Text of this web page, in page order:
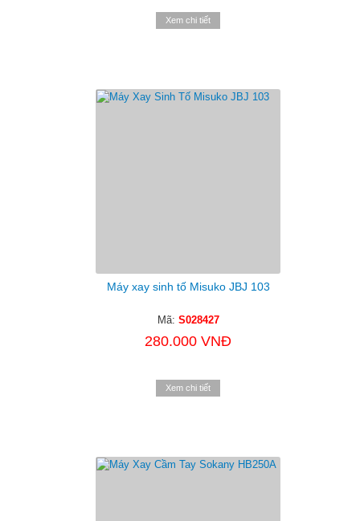
Xem chi tiết
Máy xay sinh tố Misuko JBJ 103
Mã: S028427
280.000 VNĐ
Xem chi tiết